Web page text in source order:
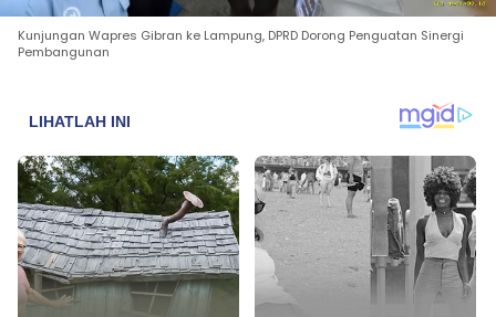
Kunjungan Wapres Gibran ke Lampung, DPRD Dorong Penguatan Sinergi
Pembangunan